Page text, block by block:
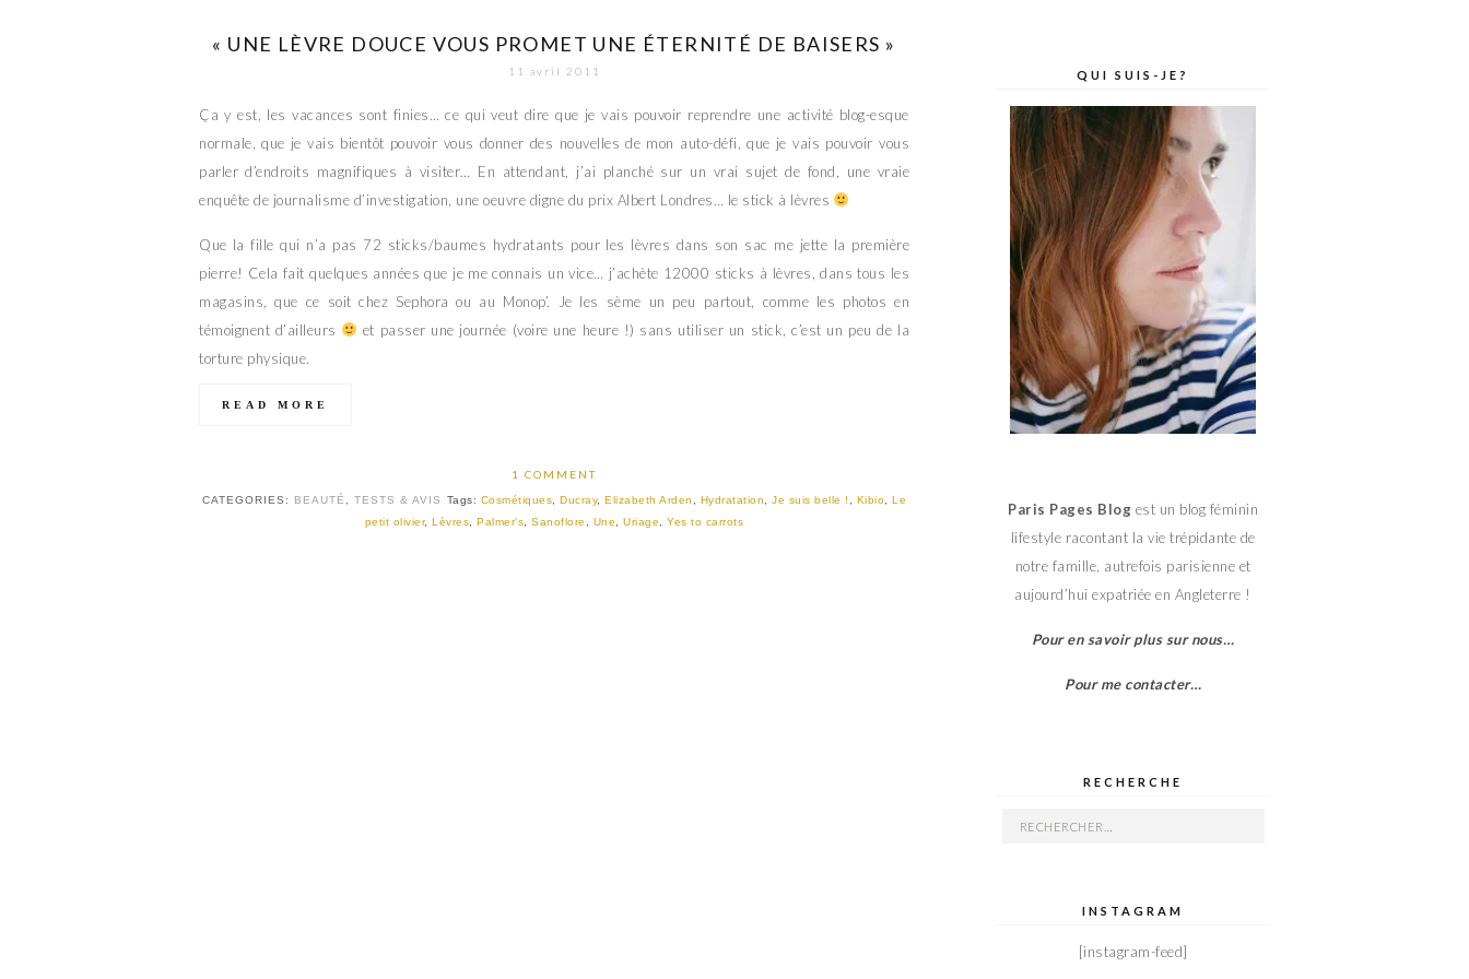
« UNE LÈVRE DOUCE VOUS PROMET UNE ÉTERNITÉ DE BAISERS »
11 avril 2011
Ça y est, les vacances sont finies… ce qui veut dire que je vais pouvoir reprendre une activité blog-esque
normale, que je vais bientôt pouvoir vous donner des nouvelles de mon auto-défi, que je vais pouvoir vous
parler d’endroits magnifiques à visiter… En attendant, j’ai planché sur un vrai sujet de fond, une vraie
enquête de journalisme d’investigation, une oeuvre digne du prix Albert Londres… le stick à lèvres
Que la fille qui n’a pas 72 sticks/baumes hydratants pour les lèvres dans son sac me jette la première
pierre! Cela fait quelques années que je me connais un vice… j’achète 12000 sticks à lèvres, dans tous les
magasins, que ce soit chez Sephora ou au Monop’. Je les sème un peu partout, comme les photos en
témoignent d’ailleurs
et passer une journée (voire une heure !) sans utiliser un stick, c’est un peu de la
torture physique.
READ MORE
1 COMMENT
CATEGORIES: BEAUTÉ TESTS & AVIS Tags: Cosmétiques ,Ducray,Elizabeth Arden Hydratation ,Je suis belle ! Kibio ,Le
petit olivier,Lèvres ,Palmer's ,Sanoflore Une ,Uriage ,Yes to carrots
QUI SUIS-JE?
Paris Pages Blog est un blog féminin
lifestyle racontant la vie trépidante de
notre famille, autrefois parisienne et
aujourd’hui expatriée en Angleterre !
Pour en savoir plus sur nous…
Pour me contacter…
RECHERCHE
Rechercher :
INSTAGRAM
[instagram-feed]